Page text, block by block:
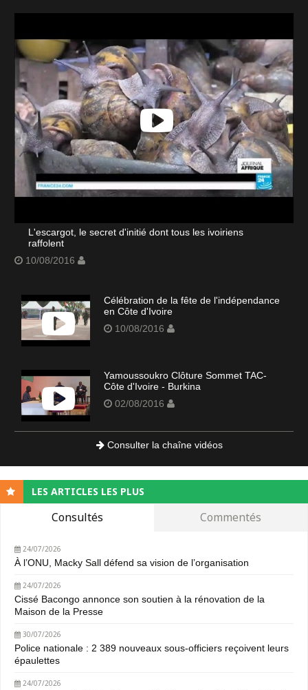
L'escargot, le secret d'initié dont tous les ivoiriens
raffolent
10/08/2016
Célébration de la fête de l'indépendance
en Côte d'Ivoire
10/08/2016
Yamoussoukro Clôture Sommet TAC-
Côte d'Ivoire - Burkina
02/08/2016
Consulter la chaîne vidéos
LES ARTICLES LES PLUS
Consultés Commentés
24/07/2026
À l’ONU, Macky Sall défend sa vision de l’organisation
24/07/2026
Cissé Bacongo annonce son soutien à la rénovation de la
Maison de la Presse
30/07/2026
Police nationale : 2 389 nouveaux sous-officiers reçoivent leurs
épaulettes
24/07/2026